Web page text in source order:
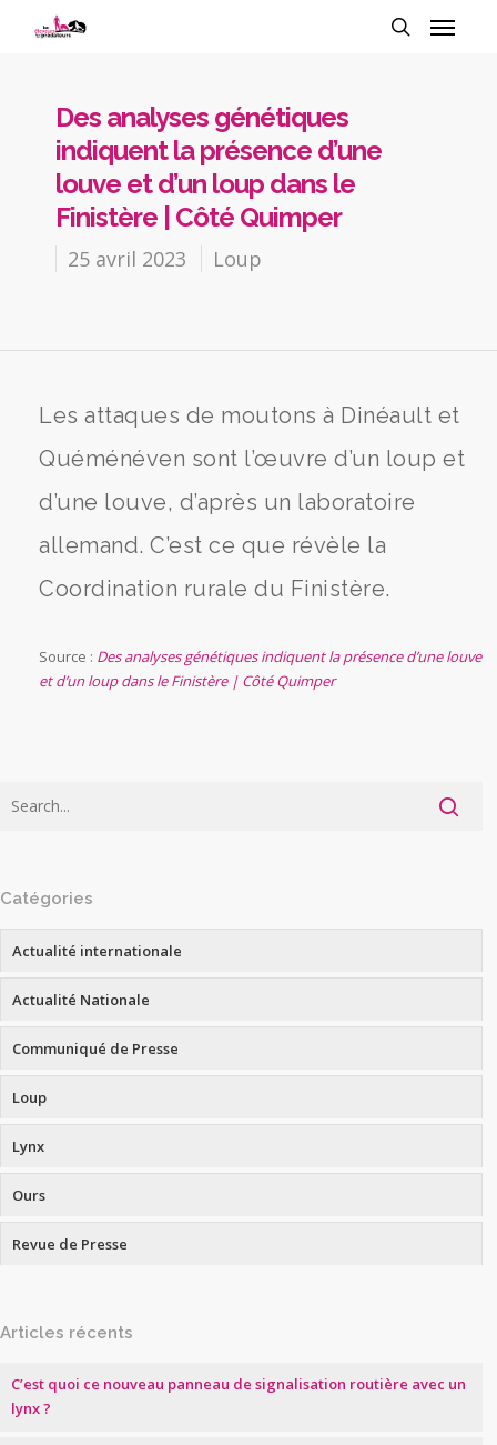
Des analyses génétiques
indiquent la présence d’une
louve et d’un loup dans le
Finistère | Côté Quimper
25 avril 2023 Loup
Les attaques de moutons à Dinéault et
Quéménéven sont l’œuvre d’un loup et
d’une louve, d’après un laboratoire
allemand. C’est ce que révèle la
Coordination rurale du Finistère.
Source : Des analyses génétiques indiquent la présence d’une louve
et d’un loup dans le Finistère | Côté Quimper
Catégories
Actualité internationale
Actualité Nationale
Communiqué de Presse
Loup
Lynx
Ours
Revue de Presse
Articles récents
C’est quoi ce nouveau panneau de signalisation routière avec un
lynx ?